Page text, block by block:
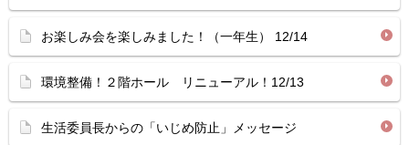
お楽しみ会を楽しみました！（一年生） 12/14
環境整備！２階ホール リニューアル！12/13
生活委員長からの「いじめ防止」メッセージ